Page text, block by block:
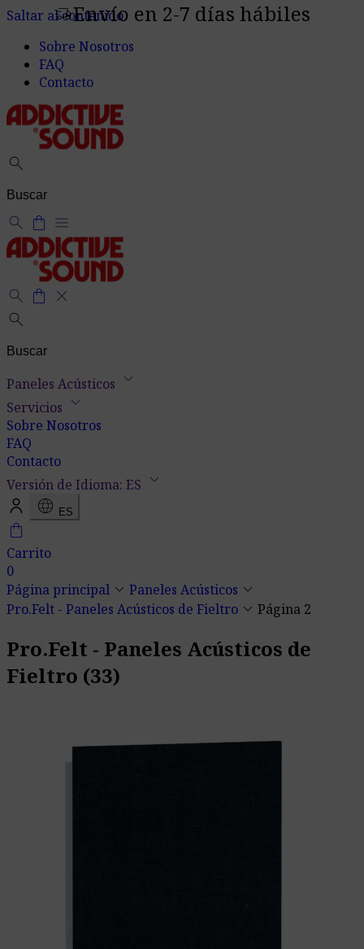
Saltar al contenido
delivery_truck_speedEnvío en 2-7 días hábiles
Sobre Nosotros
FAQ
Contacto
search
search shopping_bag menu
search shopping_bag close
search
Paneles Acústicos keyboard_arrow_down
Servicios keyboard_arrow_down
Sobre Nosotros
FAQ
Contacto
Versión de Idioma: ES keyboard_arrow_down
language ES
shopping_bag
Carrito
0
Página principal keyboard_arrow_down Paneles Acústicos keyboard_arrow_down
Pro.Felt - Paneles Acústicos de Fieltro keyboard_arrow_down Página 2
Pro.Felt - Paneles Acústicos de
Fieltro (33)